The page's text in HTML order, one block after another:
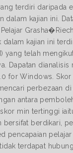
terdiri daripada
dalam kajian ini.
kajian ini
yang telah
Dapatan
for Windows.
perbezaan di
antara
min tertinggi
berdikari,
pencapaian
terdapat